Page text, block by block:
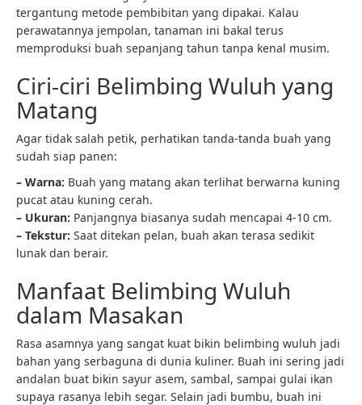
tergantung metode pembibitan yang dipakai. Kalau
perawatannya jempolan, tanaman ini bakal terus
memproduksi buah sepanjang tahun tanpa kenal musim.
Ciri-ciri Belimbing Wuluh yang
Matang
Agar tidak salah petik, perhatikan tanda-tanda buah yang
sudah siap panen:
– Warna: Buah yang matang akan terlihat berwarna kuning
pucat atau kuning cerah.
– Ukuran: Panjangnya biasanya sudah mencapai 4-10 cm.
– Tekstur: Saat ditekan pelan, buah akan terasa sedikit
lunak dan berair.
Manfaat Belimbing Wuluh
dalam Masakan
Rasa asamnya yang sangat kuat bikin belimbing wuluh jadi
bahan yang serbaguna di dunia kuliner. Buah ini sering jadi
andalan buat bikin sayur asem, sambal, sampai gulai ikan
supaya rasanya lebih segar. Selain jadi bumbu, buah ini